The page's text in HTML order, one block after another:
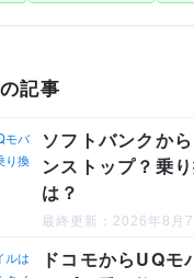
記事
ソフトバンクか
ンストップ？乗
は？
最終更新：2026年8月7
ドコモからUQモ